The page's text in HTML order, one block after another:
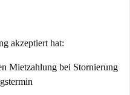
akzeptiert hat:
Mietzahlung bei Stornierung